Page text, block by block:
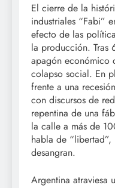
El cierre de la
industriales “Fabi”
efecto de las
la producción. Tras
apagón económico
colapso social. En
frente a una
con discursos de
repentina de una
la calle a más de
habla de “libertad”,
desangran.
Argentina atraviesa